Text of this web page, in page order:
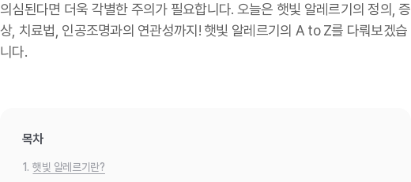
의심된다면 더욱 각별한 주의가 필요합니다. 오늘은 햇빛 알레르기의 정의, 증
상, 치료법, 인공조명과의 연관성까지! 햇빛 알레르기의 A to Z를 다뤄보겠습
니다.
목차
1. 햇빛 알레르기란?